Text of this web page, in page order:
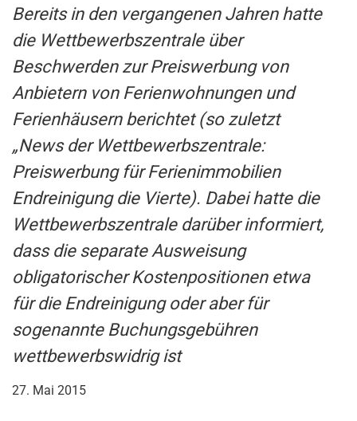
Bereits in den vergangenen Jahren hatte
die Wettbewerbszentrale über
Beschwerden zur Preiswerbung von
Anbietern von Ferienwohnungen und
Ferienhäusern berichtet (so zuletzt
„News der Wettbewerbszentrale:
Preiswerbung für Ferienimmobilien
Endreinigung die Vierte). Dabei hatte die
Wettbewerbszentrale darüber informiert,
dass die separate Ausweisung
obligatorischer Kostenpositionen etwa
für die Endreinigung oder aber für
sogenannte Buchungsgebühren
wettbewerbswidrig ist
27. Mai 2015